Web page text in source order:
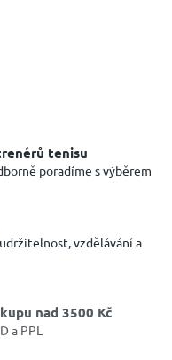
tenisu
poradíme s výběrem
vzdělávání a
nad 3500 Kč
a PPL